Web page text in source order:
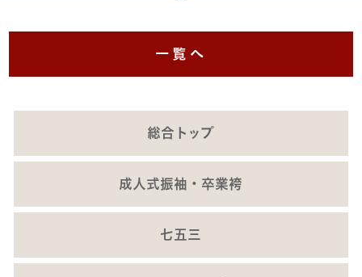
一覧へ
総合トップ
成人式振袖・卒業袴
七五三